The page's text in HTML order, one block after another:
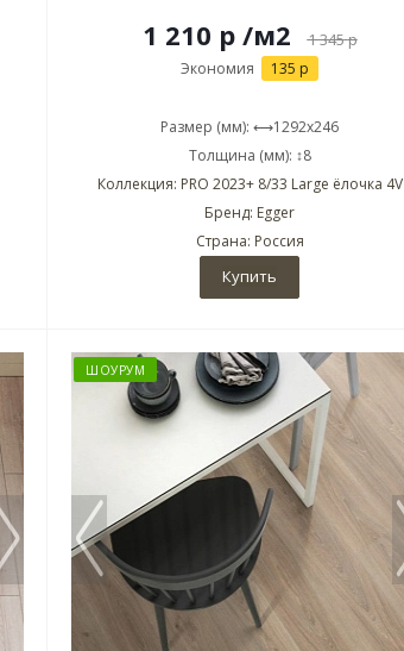
1 210 р /м2 1 345р
Экономия 135 р
Размер (мм): ⟷1292x246
Толщина (мм): ↕8
Коллекция: PRO 2023+ 8/33 Large ёлочка 4V
Бренд: Egger
Страна: Россия
Купить
ШОУРУМ